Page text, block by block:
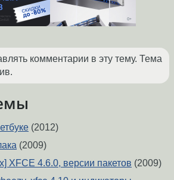
комментарии в эту тему. Тема
(2012)
(2009)
XFCE 4.6.0, версии пакетов (2009)